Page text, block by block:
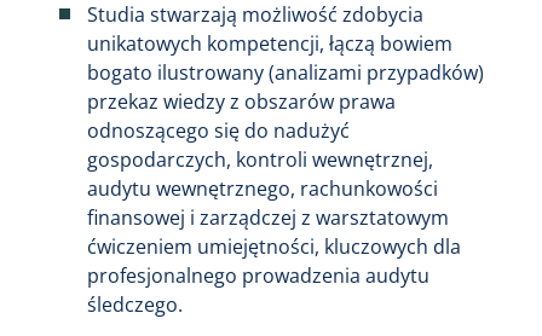
Studia stwarzają możliwość zdobycia
unikatowych kompetencji, łączą bowiem
bogato ilustrowany (analizami przypadków)
przekaz wiedzy z obszarów prawa
odnoszącego się do nadużyć
gospodarczych, kontroli wewnętrznej,
audytu wewnętrznego, rachunkowości
finansowej i zarządczej z warsztatowym
ćwiczeniem umiejętności, kluczowych dla
profesjonalnego prowadzenia audytu
śledczego.